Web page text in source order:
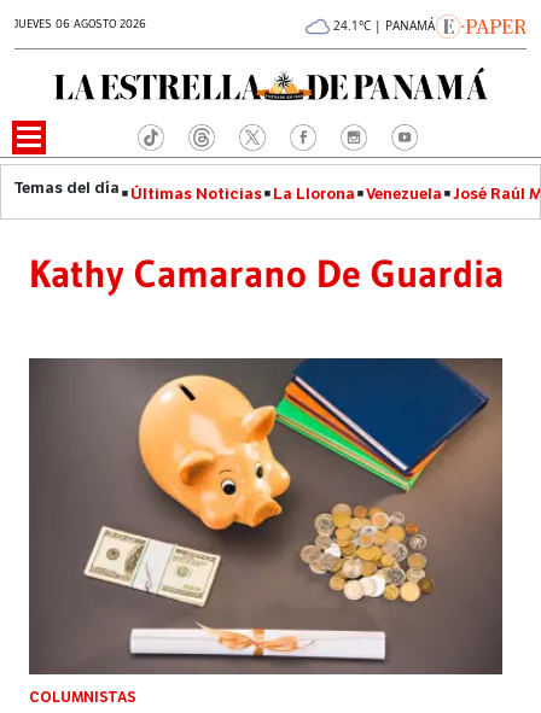
JUEVES 06 AGOSTO 2026 24.1°C | PANAMÁ
Últimas Noticias La Llorona Venezuela José Raúl
Kathy Camarano De Guardia
COLUMNISTAS